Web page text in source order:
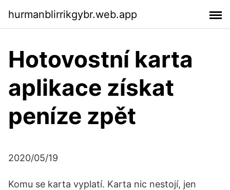
hurmanblirrikgybr.web.app
Hotovostní karta
aplikace získat
peníze zpět
2020/05/19
Komu se karta vyplatí. Karta nic nestojí, jen